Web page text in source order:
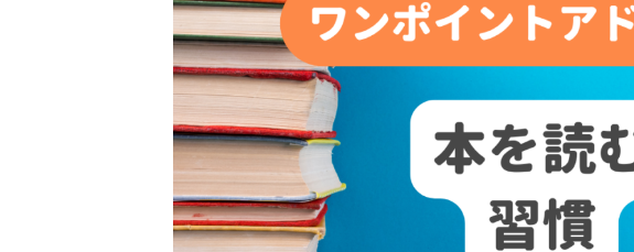
時